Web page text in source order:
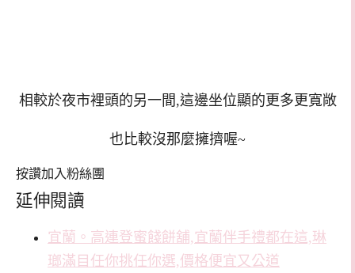
相較於夜市裡頭的另一間,這邊坐位顯的更多更寬敞
也比較沒那麼擁擠喔~
按讚加入粉絲團
延伸閱讀
宜蘭。高連登蜜餞餅舖,宜蘭伴手禮都在這,琳
瑯滿目任你挑任你選,價格便宜又公道